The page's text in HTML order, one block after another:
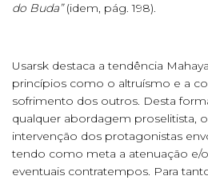
do Buda”(idem, pág. 198).
Usarsk destaca a tendência
princípios como o altruísmo e a
sofrimento dos outros. Desta
qualquer abordagem proselitista,
intervenção dos protagonistas
tendo como meta a atenuação e/
eventuais contratempos. Para